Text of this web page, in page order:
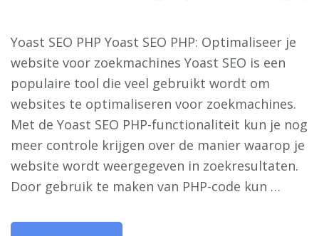
Yoast SEO PHP Yoast SEO PHP: Optimaliseer je
website voor zoekmachines Yoast SEO is een
populaire tool die veel gebruikt wordt om
websites te optimaliseren voor zoekmachines.
Met de Yoast SEO PHP-functionaliteit kun je nog
meer controle krijgen over de manier waarop je
website wordt weergegeven in zoekresultaten.
Door gebruik te maken van PHP-code kun …